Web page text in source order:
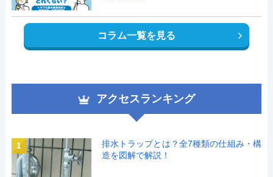
コラム一覧を見る
アクセスランキング
1
排水トラップとは？全7種類の仕組み・構
造を図解で解説！